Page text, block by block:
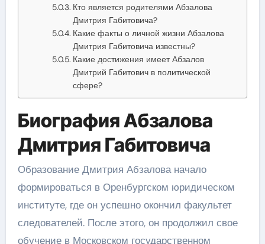
Кто является родителями Абзалова
Дмитрия Габитовича?
Какие факты о личной жизни Абзалова
Дмитрия Габитовича известны?
Какие достижения имеет Абзалов
Дмитрий Габитович в политической
сфере?
Биография Абзалова
Дмитрия Габитовича
Образование Дмитрия Абзалова начало
формироваться в Оренбургском юридическом
институте, где он успешно окончил факультет
следователей. После этого, он продолжил свое
обучение в Московском государственном